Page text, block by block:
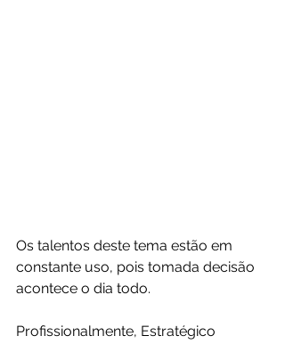
Os talentos deste tema estão em
constante uso, pois tomada decisão
acontece o dia todo.
Profissionalmente, Estratégico